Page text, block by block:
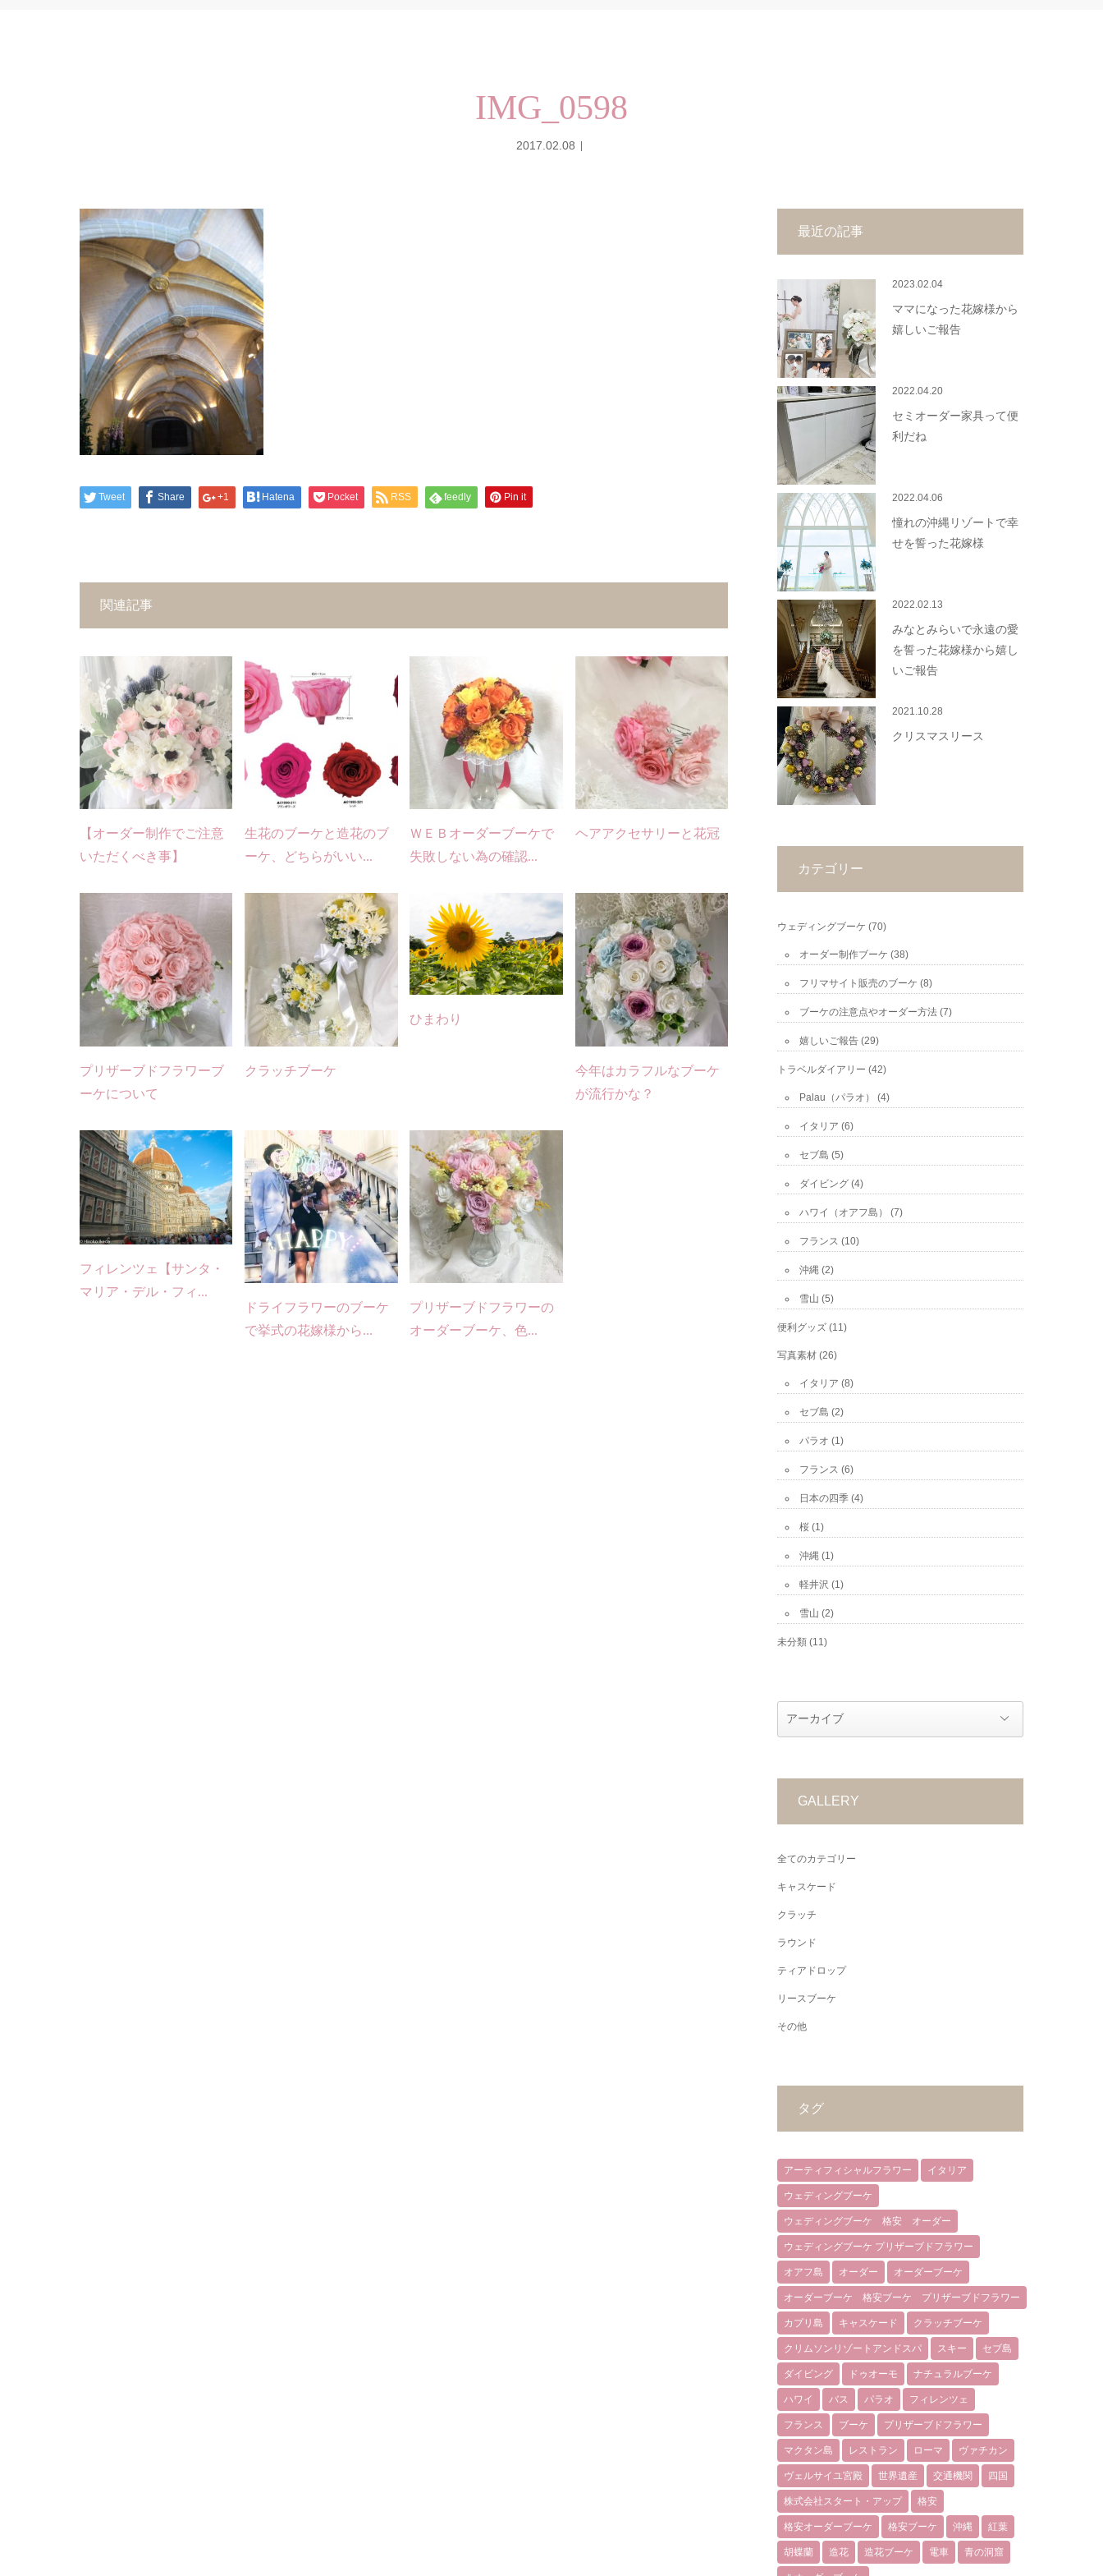
IMG_0598
2017.02.08
Tweet Share +1 Hatena Pocket RSS feedly Pin it
関連記事
【オーダー制作でご注意
いただくべき事】
生花のブーケと造花のブ
ーケ、どちらがいい...
ＷＥＢオーダーブーケで
失敗しない為の確認...
ヘアアクセサリーと花冠
プリザーブドフラワーブ
ーケについて
クラッチブーケ
ひまわり
今年はカラフルなブーケ
が流行かな？
フィレンツェ【サンタ・
マリア・デル・フィ...
ドライフラワーのブーケ
で挙式の花嫁様から...
プリザーブドフラワーの
オーダーブーケ、色...
最近の記事
2023.02.04
ママになった花嫁様から
嬉しいご報告
2022.04.20
セミオーダー家具って便
利だね
2022.04.06
憧れの沖縄リゾートで幸
せを誓った花嫁様
2022.02.13
みなとみらいで永遠の愛
を誓った花嫁様から嬉し
いご報告
2021.10.28
クリスマスリース
カテゴリー
ウェディングブーケ (70)
オーダー制作ブーケ (38)
フリマサイト販売のブーケ (8)
ブーケの注意点やオーダー方法 (7)
嬉しいご報告 (29)
トラベルダイアリー (42)
Palau（パラオ） (4)
イタリア (6)
セブ島 (5)
ダイビング (4)
ハワイ（オアフ島） (7)
フランス (10)
沖縄 (2)
雪山 (5)
便利グッズ (11)
写真素材 (26)
イタリア (8)
セブ島 (2)
パラオ (1)
フランス (6)
日本の四季 (4)
桜 (1)
沖縄 (1)
軽井沢 (1)
雪山 (2)
未分類 (11)
GALLERY
全てのカテゴリー
キャスケード
クラッチ
ラウンド
ティアドロップ
リースブーケ
その他
タグ
アーティフィシャルフラワー イタリア
ウェディングブーケ
ウェディングブーケ 格安 オーダー
ウェディングブーケ プリザーブドフラワー
オアフ島 オーダー オーダーブーケ
オーダーブーケ 格安ブーケ プリザーブドフラワー
カプリ島 キャスケード クラッチブーケ
クリムソンリゾートアンドスパ スキー セブ島
ダイビング ドゥオーモ ナチュラルブーケ
ハワイ バス パラオ フィレンツェ
フランス ブーケ プリザーブドフラワー
マクタン島 レストラン ローマ ヴァチカン
ヴェルサイユ宮殿 世界遺産 交通機関 四国
株式会社スタート・アップ 格安
格安オーダーブーケ 格安ブーケ 沖縄 紅葉
胡蝶蘭 造花 造花ブーケ 電車 青の洞窟